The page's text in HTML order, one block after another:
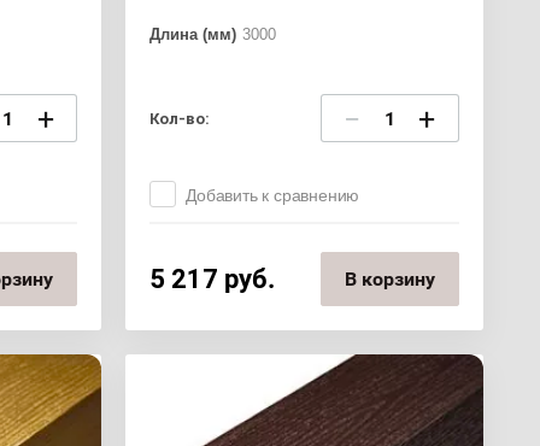
+
Длина (мм) 3000
Кол-во: − +
Добавить к сравнению
5 217 руб. В корзину